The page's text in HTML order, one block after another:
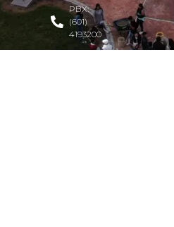
PBX:
(601)
4193200